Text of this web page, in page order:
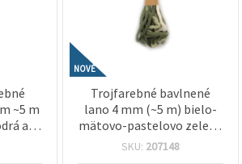
~5 m
a
na
NOVÉ
Trojfarebné bavlnené
lano 4 mm (~5 m) bielo-
mätovo-pastelovo zelené
– ideálne na macramé,
SKU: 207148